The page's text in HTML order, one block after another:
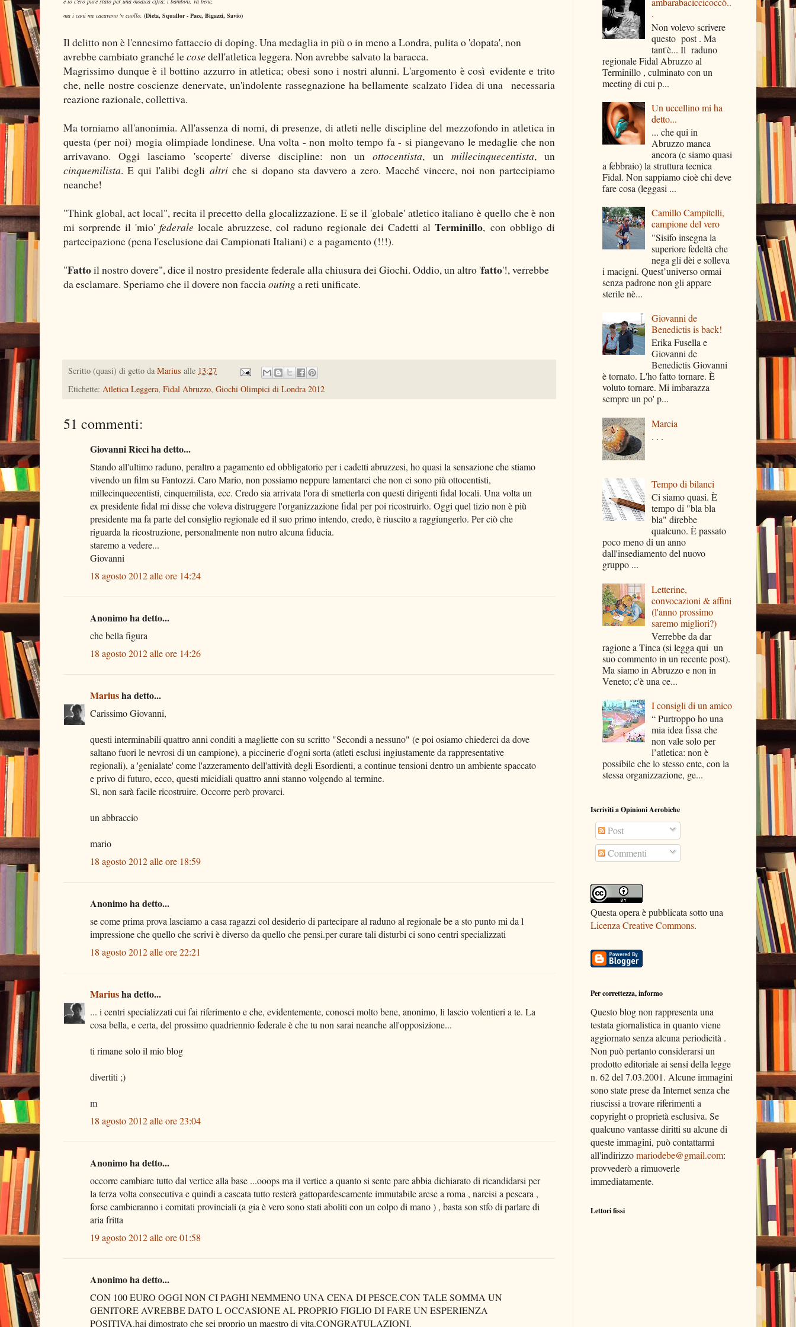
ma i cani me cacavano 'n cuollo. (Dieta, Squallor - Pace, Bigazzi, Savio)
Il delitto non è l'ennesimo fattaccio di doping. Una medaglia in più o in meno a Londra, pulita o 'dopata', non
avrebbe cambiato granché lecosedell'atletica leggera. Non avrebbe salvato la baracca.
Magrissimo dunque è il bottino azzurro in atletica; obesi sono i nostri alunni. L'argomento è così evidente e trito
che, nelle nostre coscienze denervate, un'indolente rassegnazione ha bellamente scalzato l'idea di una necessaria
reazione razionale, collettiva.
Ma torniamo all'anonimia. All'assenza di nomi, di presenze, di atleti nelle discipline del mezzofondo in atletica in
questa (per noi) mogia olimpiade londinese. Una volta - non molto tempo fa - si piangevano le medaglie che non
arrivavano. Oggi lasciamo 'scoperte' diverse discipline: non unottocentista, un millecinquecentista, un
cinquemilista. E qui l'alibi degli altriche si dopano sta davvero a zero. Macché vincere, noi non partecipiamo
neanche!
"Think global, act local", recita il precetto della glocalizzazione. E se il 'globale' atletico italiano è quello che è non
mi sorprende il 'mio' federale locale abruzzese, col raduno regionale dei Cadetti al Terminillo, con obbligo di
partecipazione (pena l'esclusione dai Campionati Italiani) e a pagamento (!!!).
"Fattoil nostro dovere", dice il nostro presidente federale alla chiusura dei Giochi. Oddio, un altro 'fatto'!, verrebbe
da esclamare. Speriamo che il dovere non facciaoutinga reti unificate.
Scritto (quasi) di getto da Marius alle 13:27
Etichette: Atletica Leggera, Fidal Abruzzo, Giochi Olimpici di Londra 2012
51 commenti:
Giovanni Ricci ha detto...
Stando all'ultimo raduno, peraltro a pagamento ed obbligatorio per i cadetti abruzzesi, ho quasi la sensazione che stiamo
vivendo un film su Fantozzi. Caro Mario, non possiamo neppure lamentarci che non ci sono più ottocentisti,
millecinquecentisti, cinquemilista, ecc. Credo sia arrivata l'ora di smetterla con questi dirigenti fidal locali. Una volta un
ex presidente fidal mi disse che voleva distruggere l'organizzazione fidal per poi ricostruirlo. Oggi quel tizio non è più
presidente ma fa parte del consiglio regionale ed il suo primo intendo, credo, è riuscito a raggiungerlo. Per ciò che
riguarda la ricostruzione, personalmente non nutro alcuna fiducia.
staremo a vedere...
Giovanni
18 agosto 2012 alle ore 14:24
Anonimo ha detto...
che bella figura
18 agosto 2012 alle ore 14:26
Mariusha detto...
Carissimo Giovanni,
questi interminabili quattro anni conditi a magliette con su scritto "Secondi a nessuno" (e poi osiamo chiederci da dove
saltano fuori le nevrosi di un campione), a piccinerie d'ogni sorta (atleti esclusi ingiustamente da rappresentative
regionali), a 'genialate' come l'azzeramento dell'attività degli Esordienti, a continue tensioni dentro un ambiente spaccato
e privo di futuro, ecco, questi micidiali quattro anni stanno volgendo al termine.
Sì, non sarà facile ricostruire. Occorre però provarci.
un abbraccio
mario
18 agosto 2012 alle ore 18:59
Anonimo ha detto...
se come prima prova lasciamo a casa ragazzi col desiderio di partecipare al raduno al regionale be a sto punto mi da l
impressione che quello che scrivi è diverso da quello che pensi.per curare tali disturbi ci sono centri specializzati
18 agosto 2012 alle ore 22:21
Mariusha detto...
... i centri specializzati cui fai riferimento e che, evidentemente, conosci molto bene, anonimo, li lascio volentieri a te. La
cosa bella, e certa, del prossimo quadriennio federale è che tu non sarai neanche all'opposizione...
ti rimane solo il mio blog
divertiti ;)
m
18 agosto 2012 alle ore 23:04
Anonimo ha detto...
occorre cambiare tutto dal vertice alla base ...ooops ma il vertice a quanto si sente pare abbia dichiarato di ricandidarsi per
la terza volta consecutiva e quindi a cascata tutto resterà gattopardescamente immutabile arese a roma , narcisi a pescara ,
forse cambieranno i comitati provinciali (a gia è vero sono stati aboliti con un colpo di mano ) , basta son stfo di parlare di
aria fritta
19 agosto 2012 alle ore 01:58
Anonimo ha detto...
CON 100 EURO OGGI NON CI PAGHI NEMMENO UNA CENA DI PESCE.CON TALE SOMMA UN
GENITORE AVREBBE DATO L OCCASIONE AL PROPRIO FIGLIO DI FARE UN ESPERIENZA
POSITIVA.hai dimostrato che sei proprio un maestro di vita.CONGRATULAZIONI.
.
Non volevo scrivere
questo post . Ma
tant'è... Il raduno
regionale Fidal Abruzzo al
Terminillo , culminato con un
meeting di cui p...
Un uccellino mi ha
detto...
... che qui in
Abruzzo manca
ancora (e siamo quasi
a febbraio) la struttura tecnica
Fidal. Non sappiamo cioè chi deve
fare cosa (leggasi ...
Camillo Campitelli,
campione del vero
"Sisifo insegna la
superiore fedeltà che
nega gli dèi e solleva
i macigni. Quest’universo ormai
senza padrone non gli appare
sterile nè...
Giovanni de
Benedictis is back!
Erika Fusella e
Giovanni de
Benedictis Giovanni
è tornato. L'ho fatto tornare. È
voluto tornare. Mi imbarazza
sempre un po' p...
Marcia
. . .
Tempo di bilanci
Ci siamo quasi. È
tempo di "bla bla
bla" direbbe
qualcuno. È passato
poco meno di un anno
dall'insediamento del nuovo
gruppo ...
Letterine,
convocazioni & affini
(l'anno prossimo
saremo migliori?)
Verrebbe da dar
ragione a Tinca (si legga qui un
suo commento in un recente post).
Ma siamo in Abruzzo e non in
Veneto; c'è una ce...
I consigli di un amico
“ Purtroppo ho una
mia idea fissa che
non vale solo per
l’atletica: non è
possibile che lo stesso ente, con la
stessa organizzazione, ge...
Iscriviti a Opinioni Aerobiche
Post
Commenti
Questa opera è pubblicata sotto una
Licenza Creative Commons.
Per correttezza, informo
Questo blog non rappresenta una
testata giornalistica in quanto viene
aggiornato senza alcuna periodicità .
Non può pertanto considerarsi un
prodotto editoriale ai sensi della legge
n. 62 del 7.03.2001. Alcune immagini
sono state prese da Internet senza che
riuscissi a trovare riferimenti a
copyright o proprietà esclusiva. Se
qualcuno vantasse diritti su alcune di
queste immagini, può contattarmi
all'indirizzomariodebe@gmail.com:
provvederò a rimuoverle
immediatamente.
Lettori fissi